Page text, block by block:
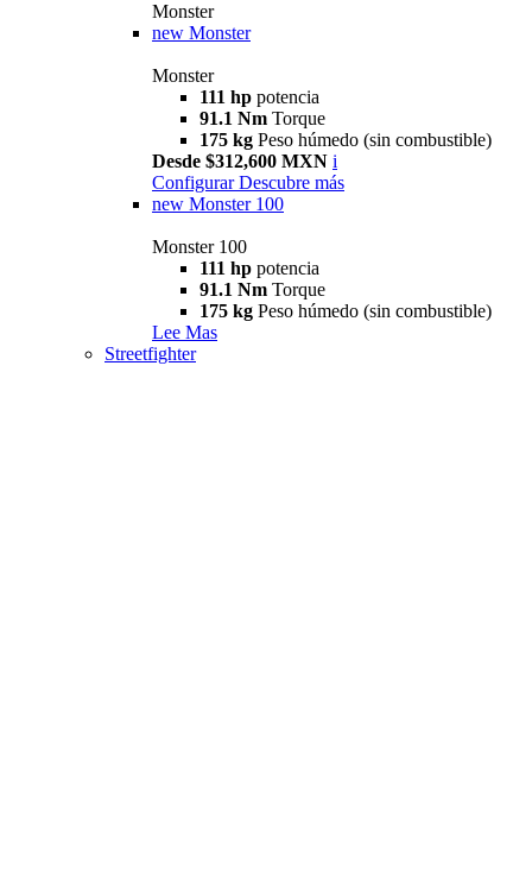
Monster
new Monster
Monster
111 hp potencia
91.1 Nm Torque
175 kg Peso húmedo (sin combustible)
Desde $312,600 MXN i
Configurar Descubre más
new Monster 100
Monster 100
111 hp potencia
91.1 Nm Torque
175 kg Peso húmedo (sin combustible)
Lee Mas
Streetfighter